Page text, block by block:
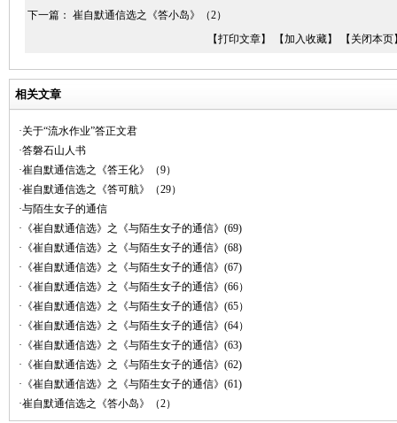
下一篇： 崔自默通信选之《答小岛》（2）
【打印文章】
【加入收藏】 【关闭本页
相关文章
·关于“流水作业”答正文君
·答磐石山人书
·崔自默通信选之《答王化》（9）
·崔自默通信选之《答可航》（29）
·与陌生女子的通信
·《崔自默通信选》之《与陌生女子的通信》(69)
·《崔自默通信选》之《与陌生女子的通信》(68)
·《崔自默通信选》之《与陌生女子的通信》(67)
·《崔自默通信选》之《与陌生女子的通信》(66）
·《崔自默通信选》之《与陌生女子的通信》(65）
·《崔自默通信选》之《与陌生女子的通信》(64）
·《崔自默通信选》之《与陌生女子的通信》(63)
·《崔自默通信选》之《与陌生女子的通信》(62)
·《崔自默通信选》之《与陌生女子的通信》(61)
·崔自默通信选之《答小岛》（2）